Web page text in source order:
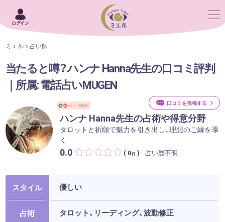
ログイン
ミエル 占い師
当たると噂？ハンナ Hanna先生の口コミ評判
｜所属: 電話占いMUGEN
ハンナ Hanna先生の占術や得意分野
タロットと祈願で魅力を引き出し、理想のご縁を導
く
0.0 ( 0件 ) 占い歴不明
口コミを投稿する
スタイル 優しい
占術 タロット、リーディング、波動修正